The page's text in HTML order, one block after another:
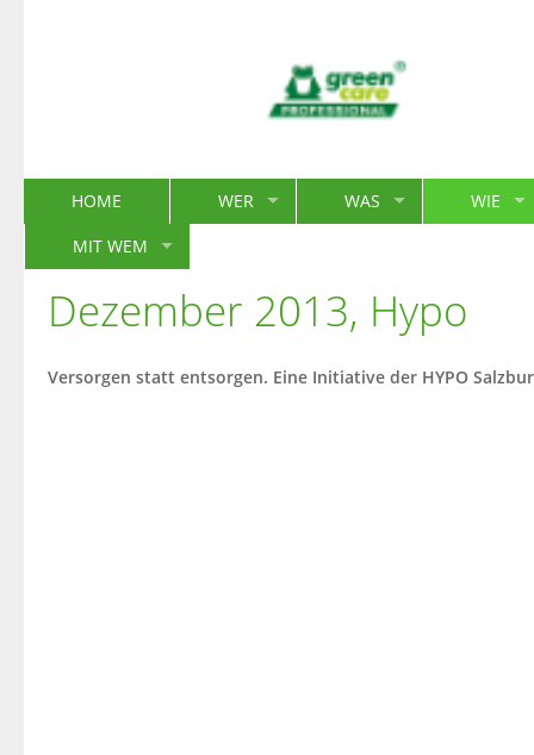
HOME WER WAS
WIE
MIT WEM
Dezember 2013, Hypo
Versorgen statt entsorgen. Eine Initiative der HYPO